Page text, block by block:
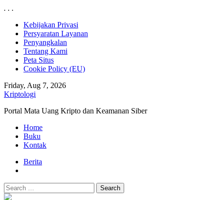
. . .
Skip
content
Kebijakan Privasi
Persyaratan Layanan
Penyangkalan
Tentang Kami
Peta Situs
Cookie Policy (EU)
Friday, Aug 7, 2026
Kriptologi
Portal Mata Uang Kripto dan Keamanan Siber
Primary
Menu
Home
Buku
Kontak
Berita
Search
for: